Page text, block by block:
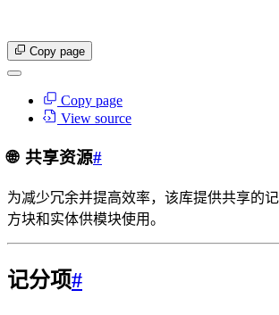
Copy page
Copy page
View source
🌐 共享资源#
为减少冗余并提高效率，该库提供共享的记
方块和实体供模块使用。
记分项#